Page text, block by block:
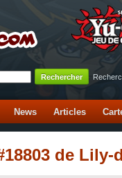
News Articles
de